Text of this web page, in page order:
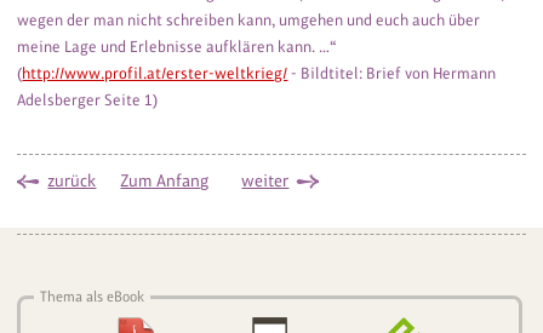
wegen der man nicht schreiben kann, umgehen und euch auch über
meine Lage und Erlebnisse aufklären kann. …“
(http://www.profil.at/erster-weltkrieg/ - Bild­titel: Brief von Hermann
Adelsberger Seite 1)
zurück Zum Anfang weiter
Thema als eBook